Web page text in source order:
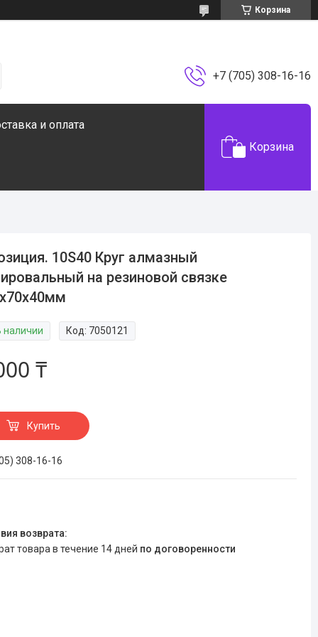
Корзина
+7 (705) 308-16-16
и оплата
Корзина
10S40 Круг алмазный
на резиновой связке
наличии Код: 7050121
₸
Купить
308-16-16
товара в течение 14 дней по договоренности